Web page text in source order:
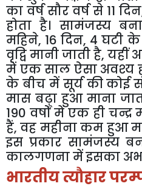
का वर्ष सौर वर्ष से 11
होता है। सामंजस्य
महिने, 16 दिन, 4 घटी
वृद्वि मानी जाती है,
में एक साल ऐसा अवश्य
के बीच में सूर्य की कोई
मास बढ़ा हुआ माना
190 वर्षों में एक ही
हैं, वह महीना कम हुआ
इस प्रकार सामंजस्य
कालगणना में इसका
भारतीय त्यौहार